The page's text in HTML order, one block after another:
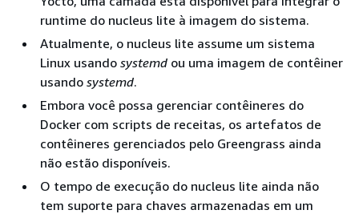
runtime do nucleus lite à imagem do sistema.
Atualmente, o nucleus lite assume um sistema
Linux usando systemd ou uma imagem de contêiner
usando systemd.
Embora você possa gerenciar contêineres do
Docker com scripts de receitas, os artefatos de
contêineres gerenciados pelo Greengrass ainda
não estão disponíveis.
O tempo de execução do nucleus lite ainda não
tem suporte para chaves armazenadas em um